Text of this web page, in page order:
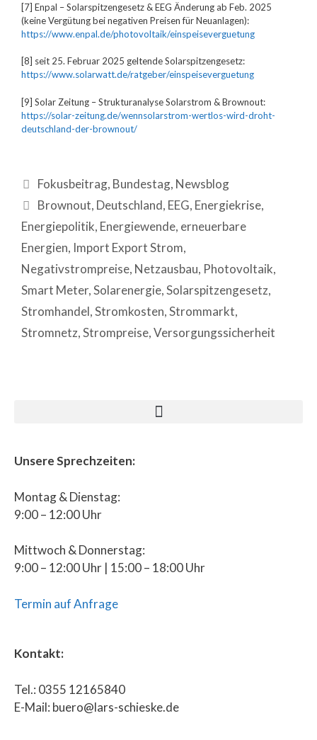
[7] Enpal – Solarspitzengesetz & EEG Änderung ab Feb. 2025
(keine Vergütung bei negativen Preisen für Neuanlagen):
https://www.enpal.de/photovoltaik/einspeiseverguetung
[8] seit 25. Februar 2025 geltende Solarspitzengesetz:
https://www.solarwatt.de/ratgeber/einspeiseverguetung
[9] Solar Zeitung – Strukturanalyse Solarstrom & Brownout:
https://solar-zeitung.de/wennsolarstrom-wertlos-wird-droht-
deutschland-der-brownout/
Fokusbeitrag, Bundestag, Newsblog
Brownout, Deutschland, EEG, Energiekrise,
Energiepolitik, Energiewende, erneuerbare
Energien, Import Export Strom,
Negativstrompreise, Netzausbau, Photovoltaik,
Smart Meter,Solarenergie,Solarspitzengesetz,
Stromhandel,Stromkosten,Strommarkt,
Stromnetz,Strompreise,Versorgungssicherheit
Unsere Sprechzeiten:
Montag & Dienstag:
9:00 – 12:00 Uhr
Mittwoch & Donnerstag:
9:00 – 12:00 Uhr | 15:00 – 18:00 Uhr
Termin auf Anfrage
Kontakt:
Tel.: 0355 12165840
E-Mail: buero@lars-schieske.de